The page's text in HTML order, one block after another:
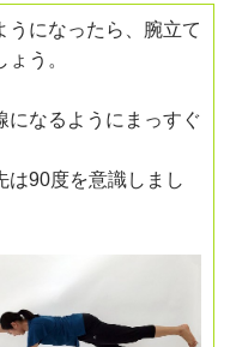
うになったら、腕立て
う。
になるようにまっすぐ
は90度を意識しまし
。